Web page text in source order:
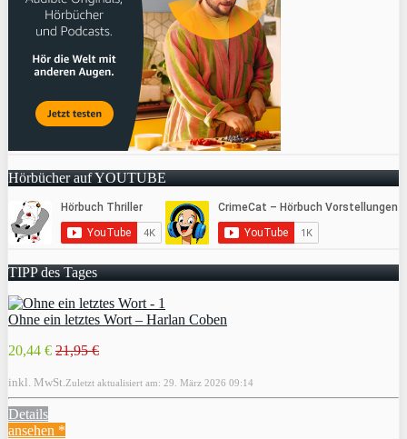
Hörbücher auf YOUTUBE
TIPP des Tages
Ohne ein letztes Wort – Harlan Coben
20,44 € 21,95 €
inkl. MwSt. Zuletzt aktualisiert am: 29. März 2026 09:14
Details
ansehen *